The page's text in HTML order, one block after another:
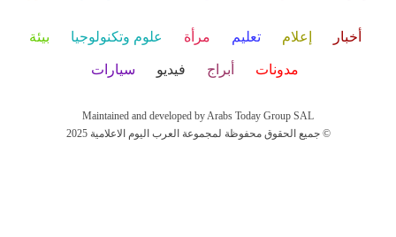
أخبار إعلام تعليم مرأة علوم وتكنولوجيا بيئة
مدونات أبراج فيديو سيارات
Maintained and developed by Arabs Today Group SAL
جميع الحقوق محفوظة لمجموعة العرب اليوم الاعلامية 2025 ©